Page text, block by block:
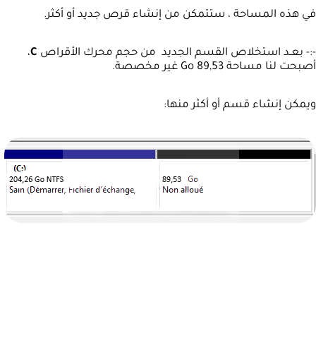
في هذه المساحة ، ستتمكن من إنشاء قرص جديد أو أكثر.
-:- بعـد استخلاص القسم الجديد من حجم محرك الأقراص C،
أصبحت لنا مساحة 89,53 Go غير مخصصة.
ويمكن إنشاء قسم أو أكثر منها: